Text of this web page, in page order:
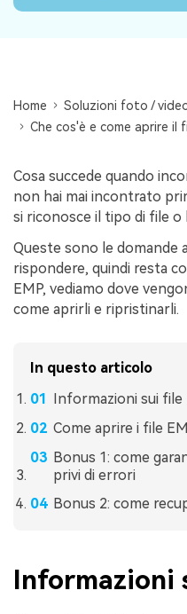
Home
Soluzioni foto /
Che cos'è e come aprire il
Cosa succede quando
non hai mai incontrato
si riconosce il tipo di file o
Queste sono le domande
rispondere, quindi resta
EMP, vediamo dove
come aprirli e ripristinarli.
In questo articolo
Informazioni sui file
Come aprire i file
Bonus 1: come
privi di errori
Bonus 2: come
Informazioni